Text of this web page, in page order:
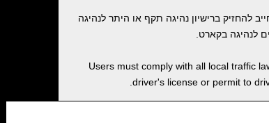
להחזיק ברישיון נהיגה תקף או היתר לנהיגה
לנהיגה בקארט.
Users must comply with all local traffic
driver's license or permit to